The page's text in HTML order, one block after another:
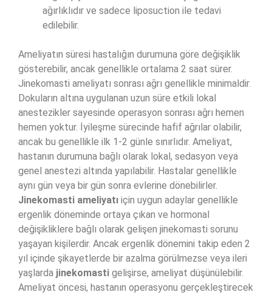
ağırlıklıdır ve sadece liposuction ile tedavi
edilebilir.
Ameliyatın süresi hastalığın durumuna göre değişiklik
gösterebilir, ancak genellikle ortalama 2 saat sürer.
Jinekomasti ameliyatı sonrası ağrı genellikle minimaldir.
Dokuların altına uygulanan uzun süre etkili lokal
anestezikler sayesinde operasyon sonrası ağrı hemen
hemen yoktur. İyileşme sürecinde hafif ağrılar olabilir,
ancak bu genellikle ilk 1-2 günle sınırlıdır. Ameliyat,
hastanın durumuna bağlı olarak lokal, sedasyon veya
genel anestezi altında yapılabilir. Hastalar genellikle
aynı gün veya bir gün sonra evlerine dönebilirler.
Jinekomasti ameliyatı için uygun adaylar genellikle
ergenlik döneminde ortaya çıkan ve hormonal
değişikliklere bağlı olarak gelişen jinekomasti sorunu
yaşayan kişilerdir. Ancak ergenlik dönemini takip eden 2
yıl içinde şikayetlerde bir azalma görülmezse veya ileri
yaşlarda jinekomasti gelişirse, ameliyat düşünülebilir.
Ameliyat öncesi, hastanın operasyonu gerçekleştirecek